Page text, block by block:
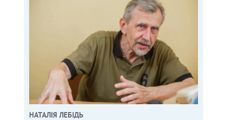
НАТАЛІЯ ЛЕБІДЬ